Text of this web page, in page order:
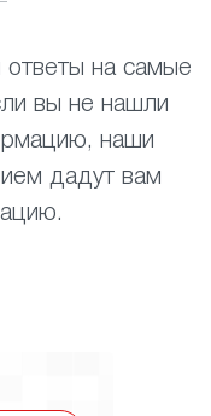
на самые
вы не нашли
наши
дадут вам